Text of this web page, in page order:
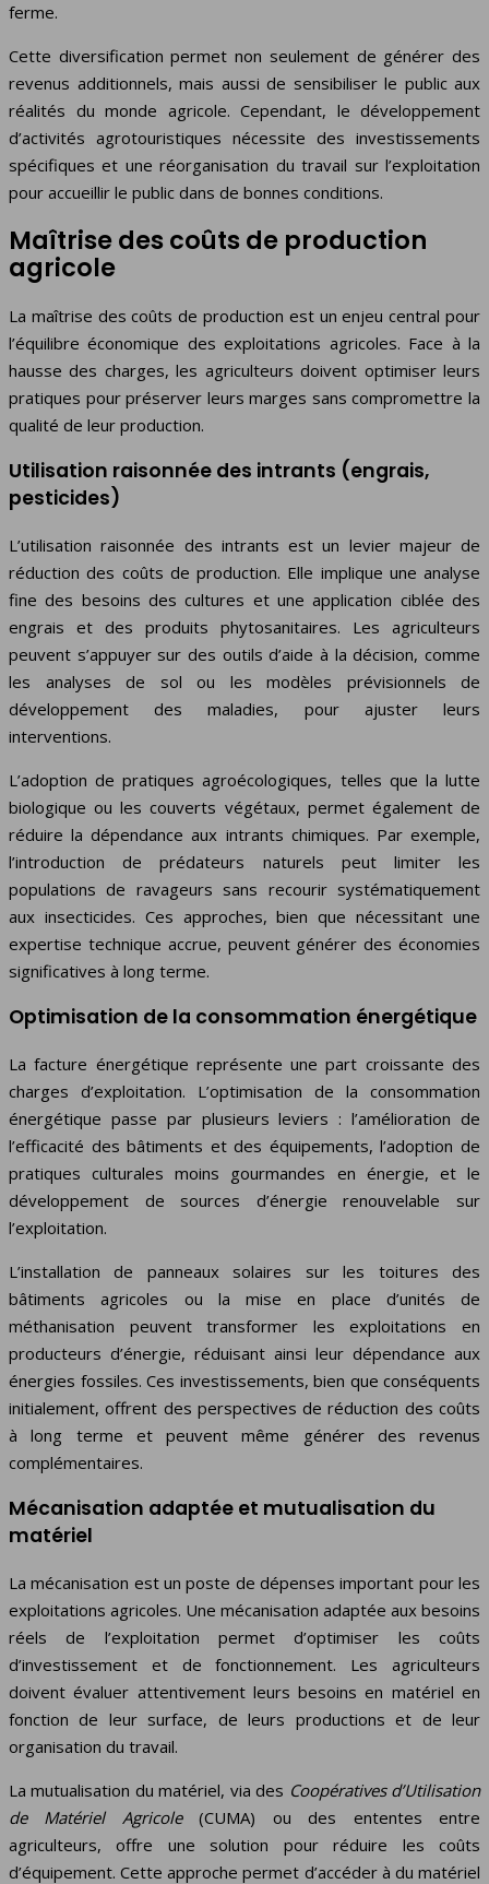
ferme.
Cette diversification permet non seulement de générer des
revenus additionnels, mais aussi de sensibiliser le public aux
réalités du monde agricole. Cependant, le développement
d’activités agrotouristiques nécessite des investissements
spécifiques et une réorganisation du travail sur l’exploitation
pour accueillir le public dans de bonnes conditions.
Maîtrise des coûts de production
agricole
La maîtrise des coûts de production est un enjeu central pour
l’équilibre économique des exploitations agricoles. Face à la
hausse des charges, les agriculteurs doivent optimiser leurs
pratiques pour préserver leurs marges sans compromettre la
qualité de leur production.
Utilisation raisonnée des intrants (engrais,
pesticides)
L’utilisation raisonnée des intrants est un levier majeur de
réduction des coûts de production. Elle implique une analyse
fine des besoins des cultures et une application ciblée des
engrais et des produits phytosanitaires. Les agriculteurs
peuvent s’appuyer sur des outils d’aide à la décision, comme
les analyses de sol ou les modèles prévisionnels de
développement des maladies, pour ajuster leurs
interventions.
L’adoption de pratiques agroécologiques, telles que la lutte
biologique ou les couverts végétaux, permet également de
réduire la dépendance aux intrants chimiques. Par exemple,
l’introduction de prédateurs naturels peut limiter les
populations de ravageurs sans recourir systématiquement
aux insecticides. Ces approches, bien que nécessitant une
expertise technique accrue, peuvent générer des économies
significatives à long terme.
Optimisation de la consommation énergétique
La facture énergétique représente une part croissante des
charges d’exploitation. L’optimisation de la consommation
énergétique passe par plusieurs leviers : l’amélioration de
l’efficacité des bâtiments et des équipements, l’adoption de
pratiques culturales moins gourmandes en énergie, et le
développement de sources d’énergie renouvelable sur
l’exploitation.
L’installation de panneaux solaires sur les toitures des
bâtiments agricoles ou la mise en place d’unités de
méthanisation peuvent transformer les exploitations en
producteurs d’énergie, réduisant ainsi leur dépendance aux
énergies fossiles. Ces investissements, bien que conséquents
initialement, offrent des perspectives de réduction des coûts
à long terme et peuvent même générer des revenus
complémentaires.
Mécanisation adaptée et mutualisation du
matériel
La mécanisation est un poste de dépenses important pour les
exploitations agricoles. Une mécanisation adaptée aux besoins
réels de l’exploitation permet d’optimiser les coûts
d’investissement et de fonctionnement. Les agriculteurs
doivent évaluer attentivement leurs besoins en matériel en
fonction de leur surface, de leurs productions et de leur
organisation du travail.
La mutualisation du matériel, via des Coopératives d’Utilisation
de Matériel Agricole(CUMA) ou des ententes entre
agriculteurs, offre une solution pour réduire les coûts
d’équipement. Cette approche permet d’accéder à du matériel